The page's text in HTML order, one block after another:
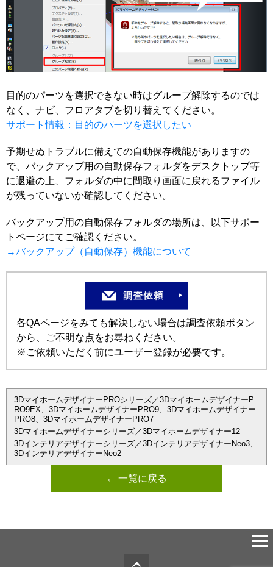
目的のパーツを選択できない時はグループ解除するのでは
なく、ナビ、フロアタブを切り替えてください。
サポート情報：目的のパーツを選択したい
予期せぬトラブルに備えての自動保存機能がありますの
で、バックアップ用の自動保存フォルダをデスクトップ等
に退避の上、フォルダの中に間取り画面に戻れるファイル
が残っていないか確認してください。
バックアップ用の自動保存フォルダの場所は、以下サポー
トページにてご確認ください。
→バックアップ（自動保存）機能について
各QAページをみても解決しない場合は調査依頼ボタン
から、ご不明な点をお尋ねください。
※ご依頼いただく前にユーザー登録が必要です。
3DマイホームデザイナーPROシリーズ／3DマイホームデザイナーP
RO9EX、3DマイホームデザイナーPRO9、3Dマイホームデザイナー
PRO8、3DマイホームデザイナーPRO7
3Dマイホームデザイナーシリーズ／3Dマイホームデザイナー12
3Dインテリアデザイナーシリーズ／3DインテリアデザイナーNeo3、
3DインテリアデザイナーNeo2
← 一覧に戻る